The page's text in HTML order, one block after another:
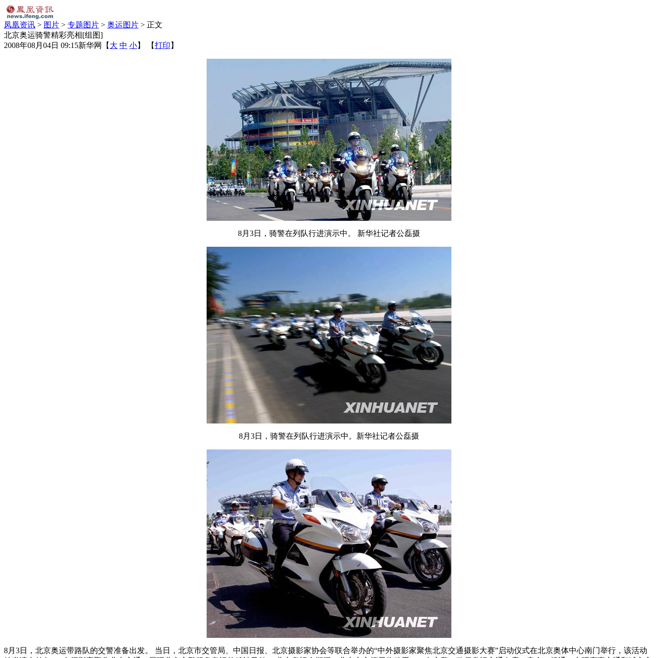
凤凰资讯 > 图片 > 专题图片 > 奥运图片 > 正文
北京奥运骑警精彩亮相[组图]
2008年08月04日 09:15新华网 【 大 中 小】 【打印 】
8月3日，骑警在列队行进演示中。 新华社记者公磊摄
8月3日，骑警在列队行进演示中。新华社记者公磊摄
8月3日，北京奥运带路队的交警准备出发。 当日，北京市交管局、中国日报、北京摄影家协会等联合举办的“中外摄影家聚焦北京交通摄影大赛”启动仪式在北京奥体中心南门举行，该活动